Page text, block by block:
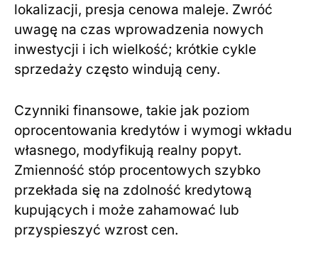
lokalizacji, presja cenowa maleje. Zwróć
uwagę na czas wprowadzenia nowych
inwestycji i ich wielkość; krótkie cykle
sprzedaży często windują ceny.
Czynniki finansowe, takie jak poziom
oprocentowania kredytów i wymogi wkładu
własnego, modyfikują realny popyt.
Zmienność stóp procentowych szybko
przekłada się na zdolność kredytową
kupujących i może zahamować lub
przyspieszyć wzrost cen.